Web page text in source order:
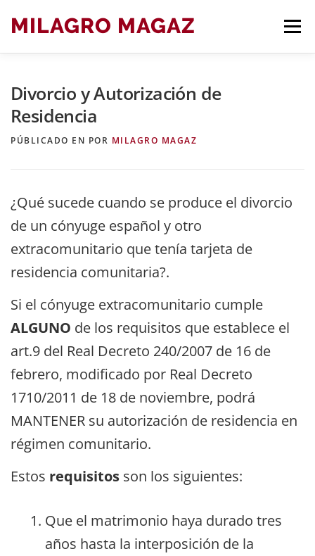
contenido
MILAGRO MAGAZ
BLOG ARTÍCULOS DE DERECHO
Divorcio y Autorización de
Residencia
PÚBLICADO EN POR MILAGRO MAGAZ
¿Qué sucede cuando se produce el divorcio
de un cónyuge español y otro
extracomunitario que tenía tarjeta de
residencia comunitaria?.
Si el cónyuge extracomunitario cumple
ALGUNO de los requisitos que establece el
art.9 del Real Decreto 240/2007 de 16 de
febrero, modificado por Real Decreto
1710/2011 de 18 de noviembre, podrá
MANTENER su autorización de residencia en
régimen comunitario.
Estos requisitos son los siguientes:
Que el matrimonio haya durado tres
años hasta la interposición de la